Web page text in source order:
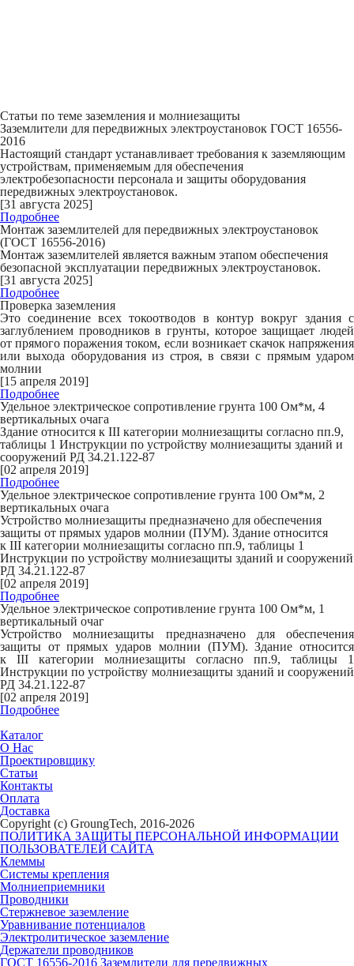
Статьи по теме заземления и молниезащиты
Заземлители для передвижных электроустановок ГОСТ 16556-
2016
Настоящий стандарт устанавливает требования к заземляющим
устройствам, применяемым для обеспечения
электробезопасности персонала и защиты оборудования
передвижных электроустановок.
[31 августа 2025]
Подробнее
Монтаж заземлителей для передвижных электроустановок
(ГОСТ 16556-2016)
Монтаж заземлителей является важным этапом обеспечения
безопасной эксплуатации передвижных электроустановок.
[31 августа 2025]
Подробнее
Проверка заземления
Это соединение всех токоотводов в контур вокруг здания с
заглублением проводников в грунты, которое защищает людей
от прямого поражения током, если возникает скачок напряжения
или выхода оборудования из строя, в связи с прямым ударом
молнии
[15 апреля 2019]
Подробнее
Удельное электрическое сопротивление грунта 100 Ом*м, 4
вертикальных очага
Здание относится к III категории молниезащиты согласно пп.9,
таблицы 1 Инструкции по устройству молниезащиты зданий и
сооружений РД 34.21.122-87
[02 апреля 2019]
Подробнее
Удельное электрическое сопротивление грунта 100 Ом*м, 2
вертикальных очага
Устройство молниезащиты предназначено для обеспечения
защиты от прямых ударов молнии (ПУМ). Здание относится
к III категории молниезащиты согласно пп.9, таблицы 1
Инструкции по устройству молниезащиты зданий и сооружений
РД 34.21.122-87
[02 апреля 2019]
Подробнее
Удельное электрическое сопротивление грунта 100 Ом*м, 1
вертикальный очаг
Устройство молниезащиты предназначено для обеспечения
защиты от прямых ударов молнии (ПУМ). Здание относится
к III категории молниезащиты согласно пп.9, таблицы 1
Инструкции по устройству молниезащиты зданий и сооружений
РД 34.21.122-87
[02 апреля 2019]
Подробнее
Каталог
О Нас
Проектировщику
Статьи
Контакты
Оплата
Доставка
Copyright (c) GroungTech, 2016-2026
ПОЛИТИКА ЗАЩИТЫ ПЕРСОНАЛЬНОЙ ИНФОРМАЦИИ
ПОЛЬЗОВАТЕЛЕЙ САЙТА
Клеммы
Системы крепления
Молниеприемники
Проводники
Стержневое заземление
Уравнивание потенциалов
Электролитическое заземление
Держатели проводников
ГОСТ 16556-2016 Заземлители для передвижных